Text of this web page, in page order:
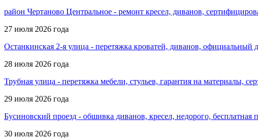
район Чертаново Центральное - ремонт кресел, диванов,
27 июля 2026 года
Останкинская 2-я улица - перетяжка кроватей, диванов, официальный
28 июля 2026 года
Трубная улица - перетяжка мебели, стульев, гарантия на материалы,
29 июля 2026 года
Бусиновский проезд - обшивка диванов, кресел, недорого, бесплатная
30 июля 2026 года